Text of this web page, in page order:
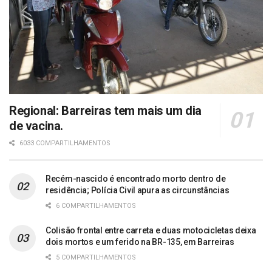
Regional: Barreiras tem mais um dia
de vacina.
6033 COMPARTILHAMENTOS
Recém-nascido é encontrado morto dentro de
residência; Polícia Civil apura as circunstâncias
6 COMPARTILHAMENTOS
Colisão frontal entre carreta e duas motocicletas deixa
dois mortos e um ferido na BR-135, em Barreiras
5 COMPARTILHAMENTOS